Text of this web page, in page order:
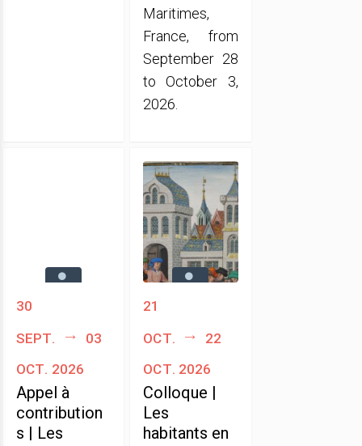
Maritimes,
France, from
September 28
to October 3,
2026.
30
sept.
03
oct. 2026
Appel à
contribution
s | Les
21
oct.
22
oct. 2026
Colloque |
Les
habitants en